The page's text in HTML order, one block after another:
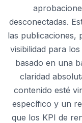
desconectadas.
las publicaciones,
visibilidad para
basado en una
claridad
contenido esté
específico y un
que los KPI de